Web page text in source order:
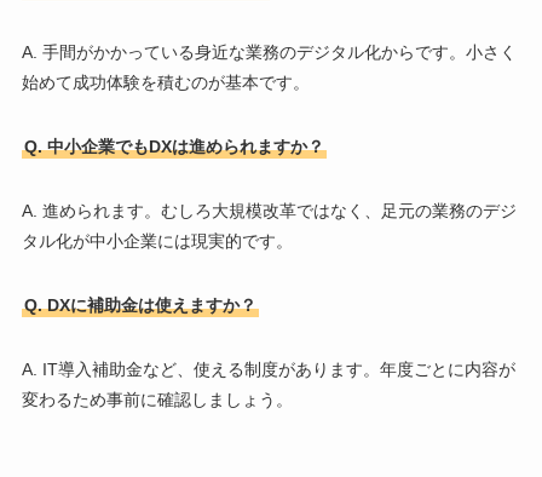
A. 手間がかかっている身近な業務のデジタル化からです。小さく
始めて成功体験を積むのが基本です。
Q. 中小企業でもDXは進められますか？
A. 進められます。むしろ大規模改革ではなく、足元の業務のデジ
タル化が中小企業には現実的です。
Q. DXに補助金は使えますか？
A. IT導入補助金など、使える制度があります。年度ごとに内容が
変わるため事前に確認しましょう。